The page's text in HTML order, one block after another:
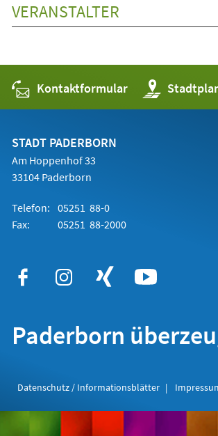
VERANSTALTER
Kontaktformular (Öffnet
in
einem
STADT PADERBORN
Am Hoppenhof 33
33104 Paderborn
Telefon: 05251 88-0
Fax:
05251 88-2000
Paderborn
Datenschutz / Informationsblätter